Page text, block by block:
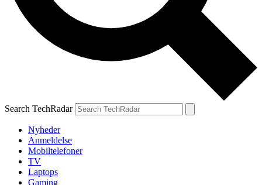
Search TechRadar
Nyheder
Anmeldelse
Mobiltelefoner
TV
Laptops
Gaming